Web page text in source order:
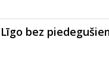
Līgo bez